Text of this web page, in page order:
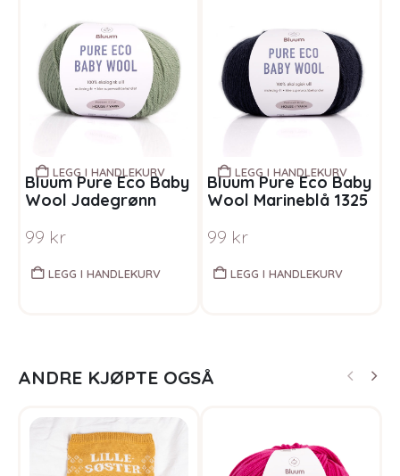
LEGG I HANDLEKURV
Bluum Pure Eco Baby
Wool Jadegrønn
99 kr
LEGG I HANDLEKURV
LEGG I HANDLEKURV
Bluum Pure Eco Baby
Wool Marineblå 1325
99 kr
LEGG I HANDLEKURV
ANDRE KJØPTE OGSÅ